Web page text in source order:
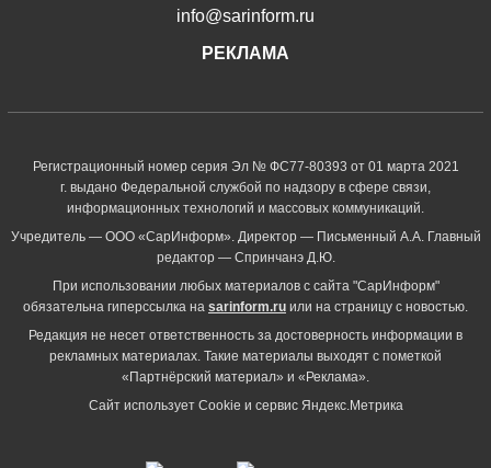
info@sarinform.ru
РЕКЛАМА
Регистрационный номер серия Эл № ФС77-80393 от 01 марта 2021
г. выдано Федеральной службой по надзору в сфере связи,
информационных технологий и массовых коммуникаций.
Учредитель — ООО «СарИнформ». Директор — Письменный А.А. Главный
редактор — Спринчанэ Д.Ю.
При использовании любых материалов с сайта "СарИнформ"
обязательна гиперссылка на sarinform.ru или на страницу с новостью.
Редакция не несет ответственность за достоверность информации в
рекламных материалах. Такие материалы выходят с пометкой
«Партнёрский материал» и «Реклама».
Сайт использует Cookie и сервиc Яндекс.Метрика